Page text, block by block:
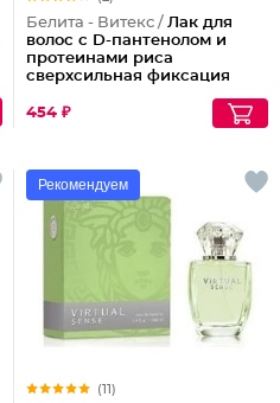
Белита - Витекс / Лак для
волос с D-пантенолом и
протеинами риса
сверхсильная фиксация
454 ₽
Рекомендуем
(11)